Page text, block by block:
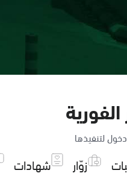
لتنفيذها
زوّار شهادات